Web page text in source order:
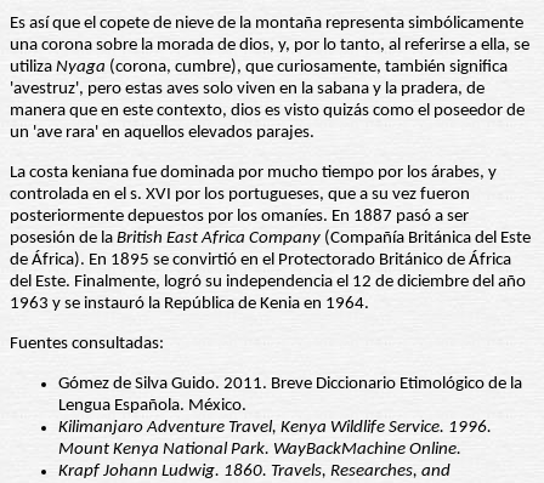
Es así que el copete de nieve de la montaña representa simbólicamente
una corona sobre la morada de dios, y, por lo tanto, al referirse a ella, se
utiliza Nyaga (corona, cumbre), que curiosamente, también significa
'avestruz', pero estas aves solo viven en la sabana y la pradera, de
manera que en este contexto, dios es visto quizás como el poseedor de
un 'ave rara' en aquellos elevados parajes.
La costa keniana fue dominada por mucho tiempo por los árabes, y
controlada en el s. XVI por los portugueses, que a su vez fueron
posteriormente depuestos por los omaníes. En 1887 pasó a ser
posesión de la British East Africa Company (Compañía Británica del Este
de África). En 1895 se convirtió en el Protectorado Británico de África
del Este. Finalmente, logró su independencia el 12 de diciembre del año
1963 y se instauró la República de Kenia en 1964.
Fuentes consultadas:
Gómez de Silva Guido. 2011. Breve Diccionario Etimológico de la
Lengua Española. México.
Kilimanjaro Adventure Travel, Kenya Wildlife Service. 1996.
Mount Kenya National Park. WayBackMachine Online.
Krapf Johann Ludwig. 1860. Travels, Researches, and